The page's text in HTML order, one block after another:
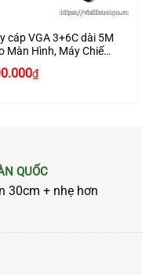
cáp VGA 3+6C dài 5M
Màn Hình, Máy Chiếu
Hãng Ugreen 11632
Cấp ₫
QUỐC
30cm + nhẹ hơn